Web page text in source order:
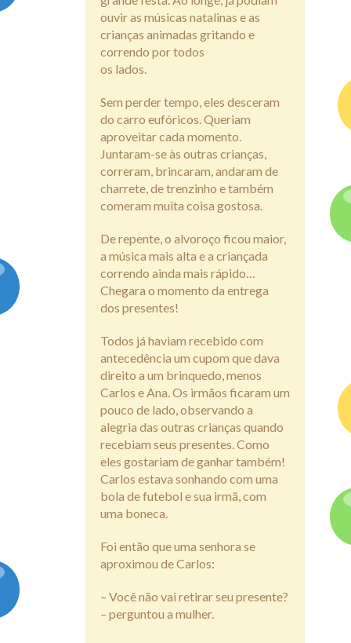
ouvir as músicas natalinas e as
crianças animadas gritando e
correndo por todos
os lados.
Sem perder tempo, eles desceram
do carro eufóricos. Queriam
aproveitar cada momento.
Juntaram-se às outras crianças,
correram, brincaram, andaram de
charrete, de trenzinho e também
comeram muita coisa gostosa.
De repente, o alvoroço ficou maior,
a música mais alta e a criançada
correndo ainda mais rápido…
Chegara o momento da entrega
dos presentes!
Todos já haviam recebido com
antecedência um cupom que dava
direito a um brinquedo, menos
Carlos e Ana. Os irmãos ficaram um
pouco de lado, observando a
alegria das outras crianças quando
recebiam seus presentes. Como
eles gostariam de ganhar também!
Carlos estava sonhando com uma
bola de futebol e sua irmã, com
uma boneca.
Foi então que uma senhora se
aproximou de Carlos:
– Você não vai retirar seu presente?
– perguntou a mulher.